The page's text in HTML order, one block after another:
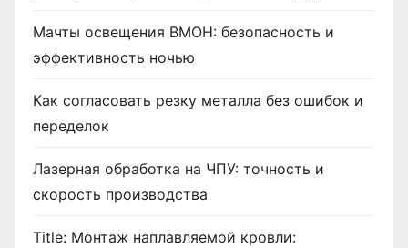
Мачты освещения ВМОН: безопасность и
эффективность ночью
Как согласовать резку металла без ошибок и
переделок
Лазерная обработка на ЧПУ: точность и
скорость производства
Title: Монтаж наплавляемой кровли: